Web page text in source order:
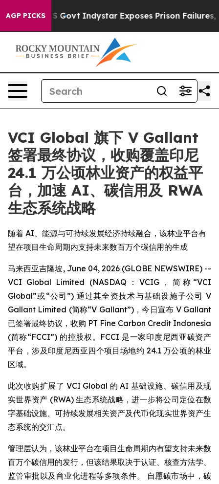
AGP PICKS
US Govt Indystar Exposes Prison Failures,
VCI Global 旗下 V Gallant
签署最终协议，收购覆盖印尼
24.1 万公顷林业资产的权益平
台，加速 AI、碳信用及 RWA
生态系统战略
随着 AI、能源与可持续发展经济持续融合，该林业平台有
望在项目生命周期内支持未来数百万个碳信用的生成
马来西亚吉隆坡, June 04, 2026 (GLOBE NEWSWIRE) --
VCI Global Limited (NASDAQ：VCIG，简称“VCI
Global”或“公司”) 通过其全资技术与基础设施子公司 V
Gallant Limited (简称“V Gallant”)，今日宣布 V Gallant
已签署最终协议，收购 PT Fine Carbon Credit Indonesia
(简称“FCCI”) 的控股权。FCCI 是一家印度尼西亚碳资产
平台，涉及印度尼西亚四个项目场地约 24.1 万公顷的林业
区域。
此次收购扩展了 VCI Global 的 AI 基础设施、碳信用及现
实世界资产 (RWA) 生态系统战略，进一步将公司定位在数
字基础设施、可持续发展相关资产及代币化现实世界资产生
态系统的交汇点。
管理层认为，该林业平台在项目生命周期内有望支持未来数
百万个碳信用的发行，但该结果取决于认证、核查方法学、
监管审批以及商业化进程等多项条件。 自愿碳市场中，碳